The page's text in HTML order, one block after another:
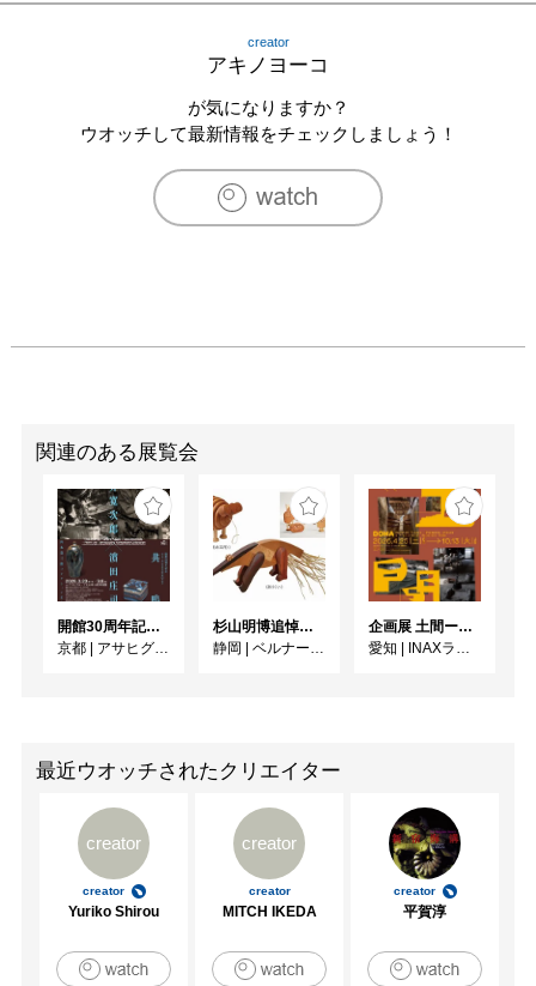
creator
アキノヨーコ
が気になりますか？
ウオッチして最新情報をチェックしましょう！
関連のある展覧会
開館30周年記念 山本爲三郎・河井寬次郎没後60年記念 「共鳴 河井寬次郎 × 濱田庄司 ー山本爲三郎コレクションより」
京都 | アサヒグループ大山崎山荘美術館
杉山明博追悼展 木とわたし―木工の妙技と美術教育
静岡 | ベルナール・ビュフェ美術館
企画展 土間ーつくって、つかって、再発見ー
愛知 | INAXライブミュージアム
最近ウオッチされたクリエイター
creator
creator
Yuriko Shirou
creator
creator
MITCH IKEDA
creator
平賀淳